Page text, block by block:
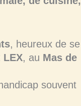
, heureux de se
LEX, au Mas de
souvent